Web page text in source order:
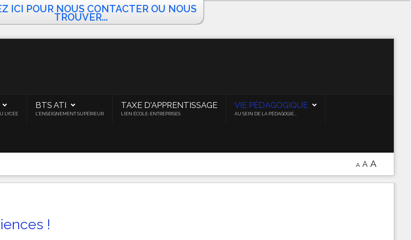
ICI POUR NOUS CONTACTER OU NOUS
TROUVER...
LYCÉE
BTS ATI
L'ENSEIGNEMENT SUPÉRIEUR
TAXE D'APPRENTISSAGE
LIEN ÉCOLE-ENTREPRISES
VIE PÉDAGOGIQUE
AU SEIN DE LA PÉDAGOGIE...
A A A
!